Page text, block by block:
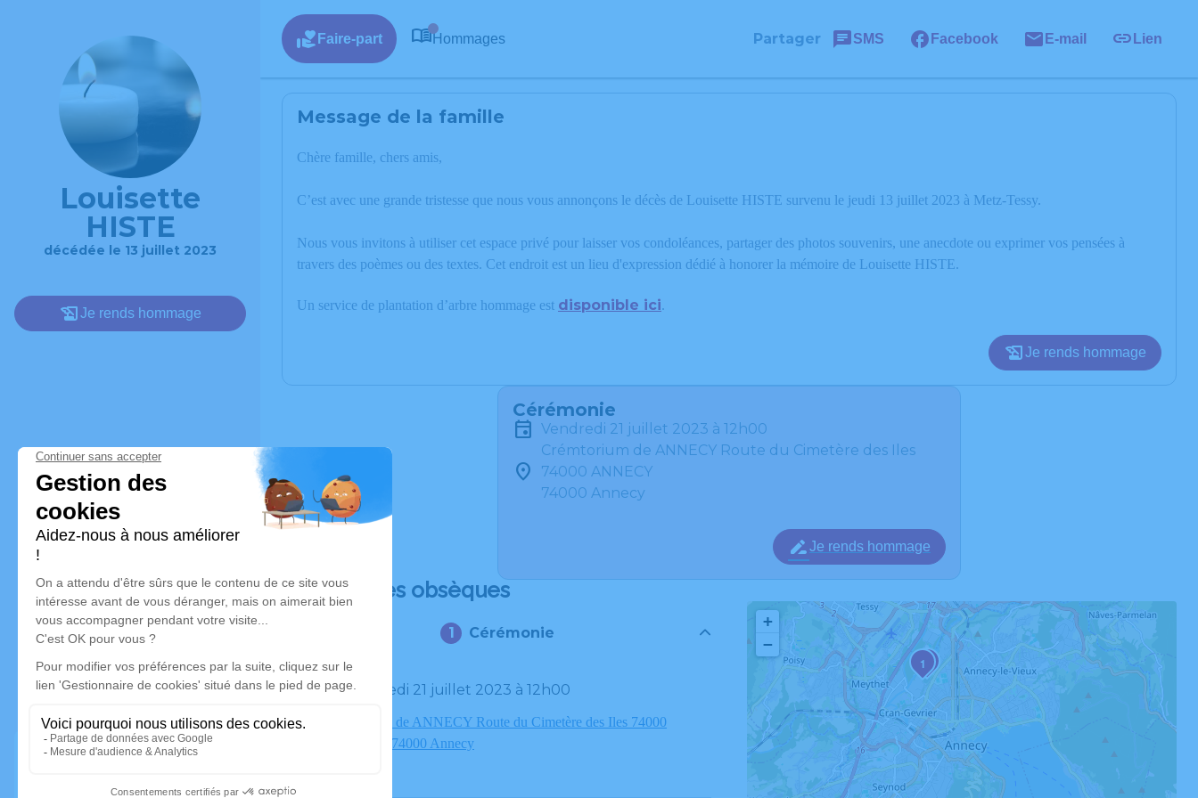
Louisette
HISTE
décédée le 13 juillet 2023
Je rends hommage
Faire-part Hommages Partager SMS Facebook E-mail Lien
Message de la famille
Chère famille, chers amis,
C’est avec une grande tristesse que nous vous annonçons le décès de Louisette HISTE survenu le jeudi 13 juillet 2023 à Metz-Tessy.
Nous vous invitons à utiliser cet espace privé pour laisser vos condoléances, partager des photos souvenirs, une anecdote ou exprimer vos pensées à
travers des poèmes ou des textes. Cet endroit est un lieu d'expression dédié à honorer la mémoire de Louisette HISTE.
Un service de plantation d’arbre hommage est disponible ici.
Je rends hommage
Cérémonie
vendredi 21 juillet 2023 à 12h00
Crémtorium de ANNECY Route du Cimetère des Iles
74000 ANNECY
74000 Annecy
Je rends hommage
Déroulé des obsèques
Cérémonie
Le vendredi 21 juillet 2023 à 12h00
Crémtorium de ANNECY Route du Cimetère des Iles 74000
ANNECY, 74000 Annecy
12
+
−